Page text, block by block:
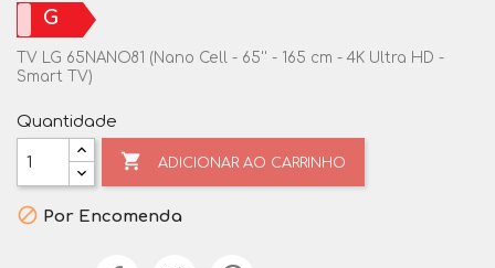
G
TV LG 65NANO81 (Nano Cell - 65'' - 165 cm - 4K Ultra HD -
Smart TV)
Quantidade
 ADICIONAR AO CARRINHO
 Por Encomenda